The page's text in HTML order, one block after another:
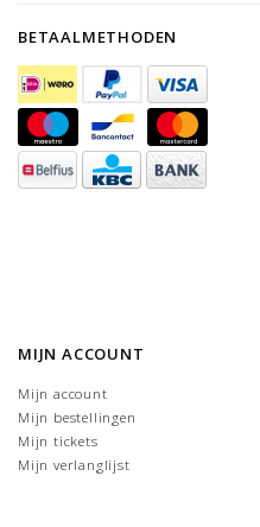
BETAALMETHODEN
MIJN ACCOUNT
Mijn account
Mijn bestellingen
Mijn tickets
Mijn verlanglijst